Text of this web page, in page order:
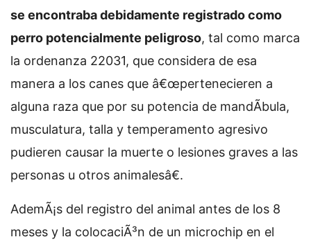
se encontraba debidamente registrado como
perro potencialmente peligroso, tal como marca
la ordenanza 22031, que considera de esa
manera a los canes que â€œpertenecieren a
alguna raza que por su potencia de mandÃ­bula,
musculatura, talla y temperamento agresivo
pudieren causar la muerte o lesiones graves a las
personas u otros animalesâ€.
AdemÃ¡s del registro del animal antes de los 8
meses y la colocaciÃ³n de un microchip en el